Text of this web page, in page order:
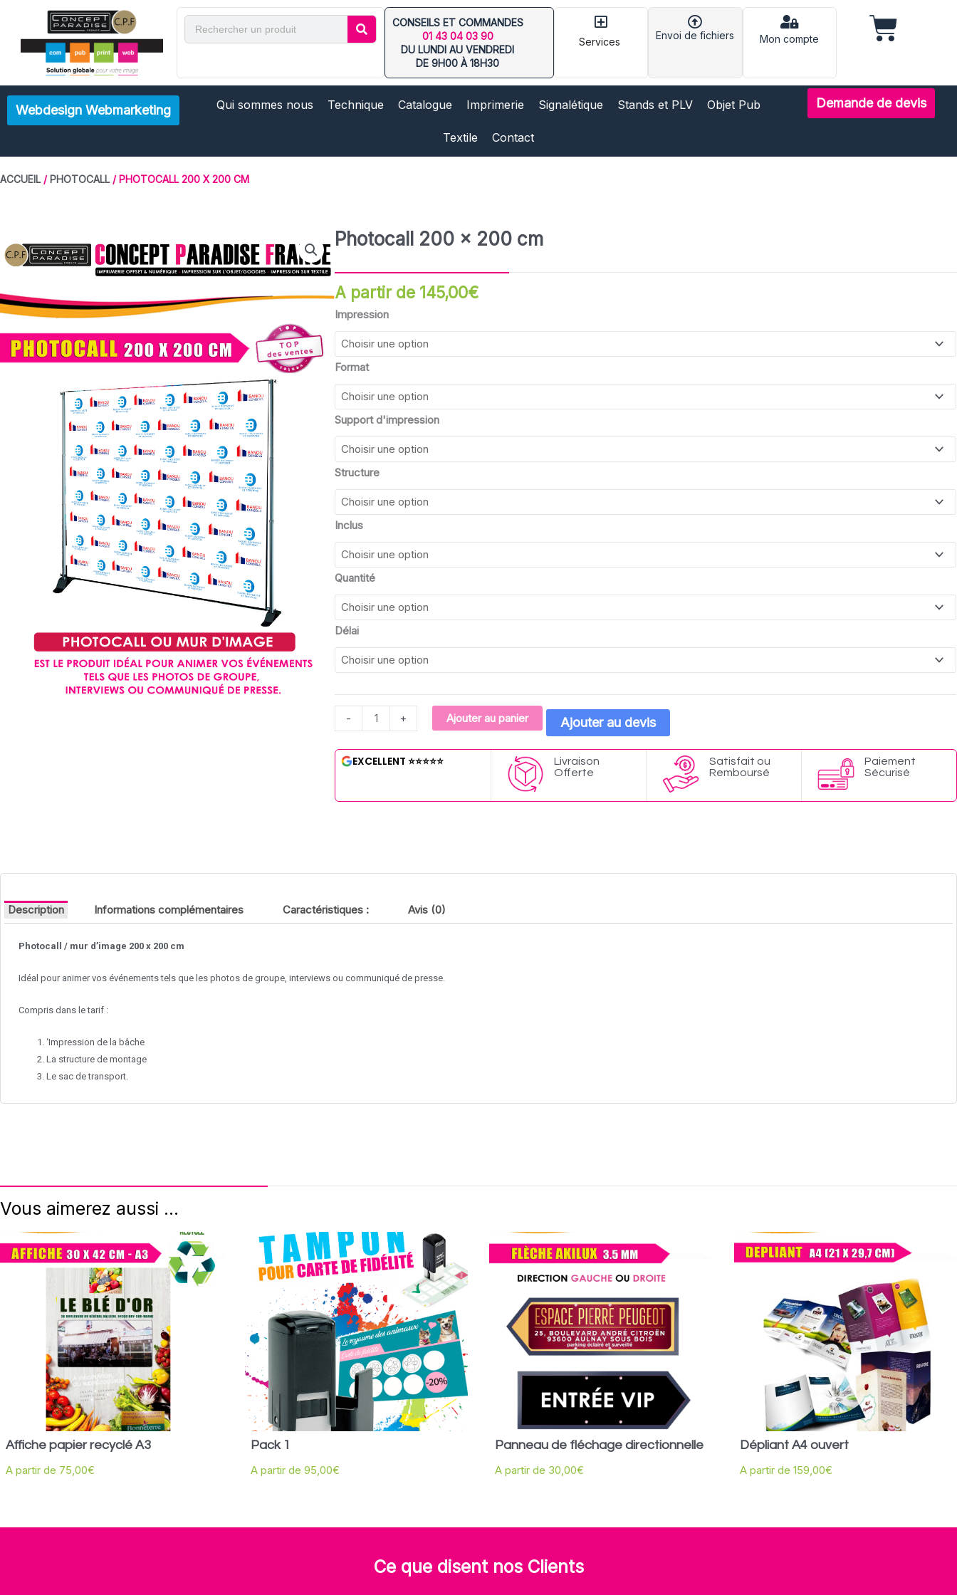
contenu
Rechercher
CONSEILS ET COMMANDES
01 43 04 03 90
DU LUNDI AU VENDREDI
DE 9H00 À 18H30
Services Ouvrir Services
Envoi de fichiers Mon compte Panier
Webdesign Webmarketing Qui sommes nous Technique Catalogue Imprimerie Signalétique Stands et PLV Objet Pub
Textile Contact
Demande de devis
ACCUEIL/ PHOTOCALL/ PHOTOCALL 200 X 200 CM
Photocall 200 x 200 cm
A partir de 145,00€
Impression
Format
Support d'impression
Structure
Inclus
Quantité
Délai
-
quantité
de
Photocall
200
200
cm
+ Ajouter au panier Ajouter au devis
EXCELLENT ⭐⭐⭐⭐⭐
Livraison
Offerte​
Satisfait ou
Remboursé
Paiement
Sécurisé
Description Informations complémentaires Caractéristiques : Avis (0)
Photocall / mur d’image 200 x 200 cm
Idéal pour animer vos événements tels que les photos de groupe, interviews ou communiqué de presse.
Compris dans le tarif :
‘Impression de la bâche
La structure de montage
Le sac de transport.
Vous aimerez aussi ...
Affiche papier recyclé A3
A partir de 75,00€
Pack 1
A partir de 95,00€
Panneau de fléchage directionnelle
A partir de 30,00€
Dépliant A4 ouvert
A partir de 159,00€
Ce que disent nos Clients